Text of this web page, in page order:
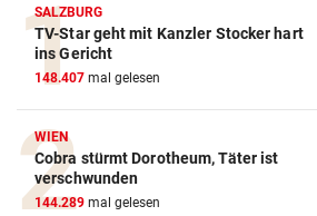
SALZBURG
TV-Star geht mit Kanzler Stocker hart
ins Gericht
148.407 mal gelesen
WIEN
Cobra stürmt Dorotheum, Täter ist
verschwunden
144.289 mal gelesen